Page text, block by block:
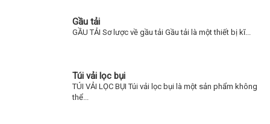
Gầu tải
GẦU TẢI Sơ lược về gầu tải Gầu tải là một thiết bị kĩ...
Túi vải lọc bụi
TÚI VẢI LỌC BỤI Túi vải lọc bụi là một sản phẩm không
thể...